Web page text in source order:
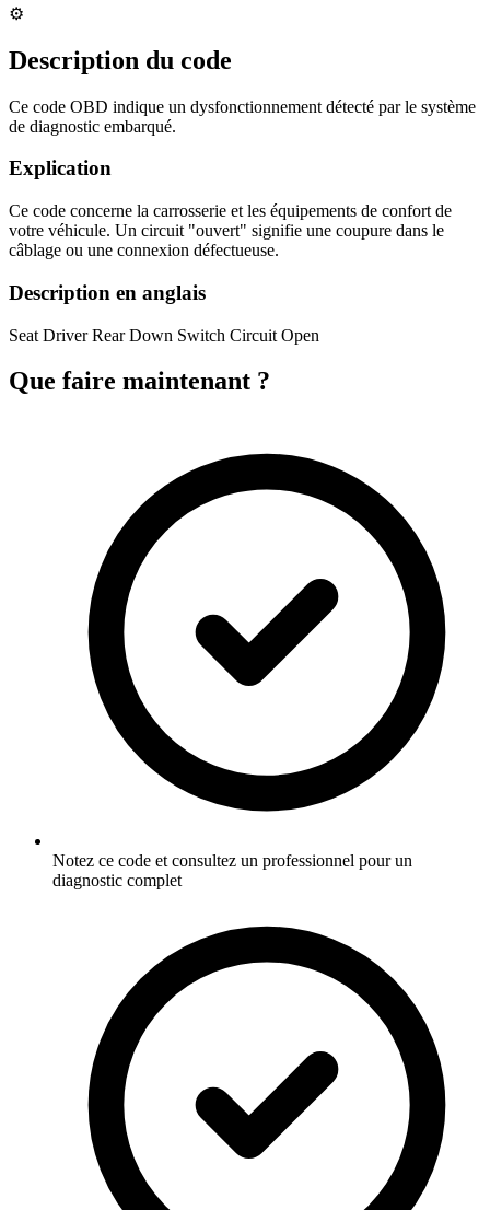
⚙️
Description du code
Ce code OBD indique un dysfonctionnement détecté par le système
de diagnostic embarqué.
Explication
Ce code concerne la carrosserie et les équipements de confort de
votre véhicule. Un circuit "ouvert" signifie une coupure dans le
câblage ou une connexion défectueuse.
Description en anglais
Seat Driver Rear Down Switch Circuit Open
Que faire maintenant ?
Notez ce code et consultez un professionnel pour un
diagnostic complet